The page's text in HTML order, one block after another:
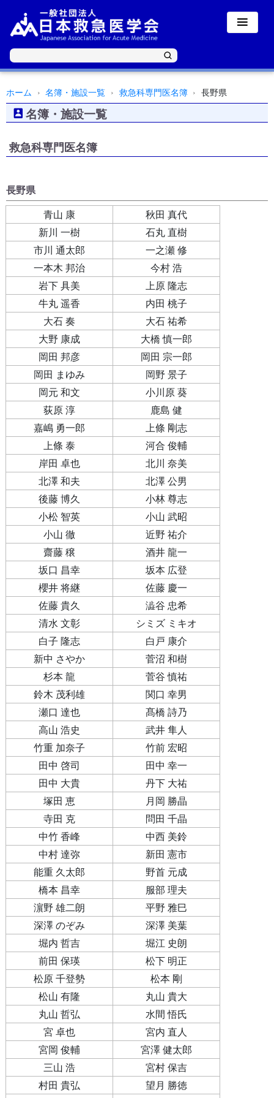
ホーム 名簿・施設一覧 救急科専門医名簿 長野県
名簿・施設一覧
救急科専門医名簿
長野県
青山 康
秋田 真代
新川 一樹
石丸 直樹
市川 通太郎
一之瀬 修
一本木 邦治
今村 浩
岩下 具美
上原 隆志
牛丸 遥香
内田 桃子
大石 奏
大石 祐希
大野 康成
大橋 慎一郎
岡田 邦彦
岡田 宗一郎
岡田 まゆみ
岡野 景子
岡元 和文
小川原 葵
荻原 淳
鹿島 健
嘉嶋 勇一郎
上條 剛志
上條 泰
河合 俊輔
岸田 卓也
北川 奈美
北澤 和夫
北澤 公男
後藤 博久
小林 尊志
小松 智英
小山 武昭
小山 徹
近野 祐介
齋藤 穣
酒井 龍一
坂口 昌幸
坂本 広登
櫻井 将継
佐藤 慶一
佐藤 貴久
澁谷 忠希
清水 文彰
シミズ ミキオ
白子 隆志
白戸 康介
新中 さやか
菅沼 和樹
杉本 龍
菅谷 慎祐
鈴木 茂利雄
関口 幸男
瀬口 達也
髙橋 詩乃
高山 浩史
武井 隼人
竹重 加奈子
竹前 宏昭
田中 啓司
田中 幸一
田中 大貴
丹下 大祐
塚田 恵
月岡 勝晶
寺田 克
問田 千晶
中竹 香峰
中西 美鈴
中村 達弥
新田 憲市
能重 久太郎
野首 元成
橋本 昌幸
服部 理夫
濵野 雄二朗
平野 雅巳
深澤 のぞみ
深澤 美葉
堀内 哲吉
堀江 史朗
前田 保瑛
松下 明正
松原 千登勢
松本 剛
松山 有隆
丸山 貴大
丸山 哲弘
水間 悟氏
宮 卓也
宮内 直人
宮岡 俊輔
宮澤 健太郎
三山 浩
宮村 保吉
村田 貴弘
望月 勝徳